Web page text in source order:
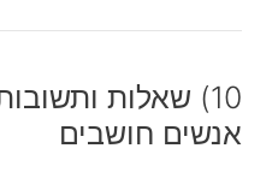
10) שאלות
אנשים חושבים